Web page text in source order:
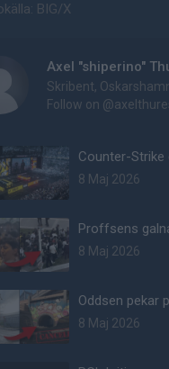
BIG/X
Axel "shiperino"
Skribent,
Follow on
Counter-
8 Maj 2026
Proffsens
8 Maj 2026
Oddsen pekar
8 Maj 2026